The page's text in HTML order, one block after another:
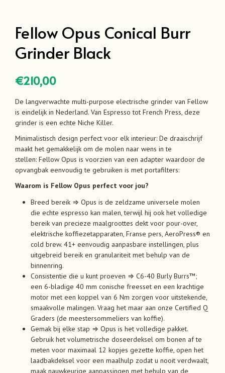
Fellow Opus Conical Burr
Grinder Black
€210,00
De langverwachte multi-purpose electrische grinder van Fellow
is eindelijk in Nederland. Van Espresso tot French Press, deze
grinder is een echte Niche Killer.
Minimalistisch design perfect voor elk interieur: De draaischrijf
maakt het gemakkelijk om de molen naar wens in te
stellen: Fellow Opus is voorzien van een adapter waardoor de
opvangbak eenvoudig te gebruiken is met portafilters:
Waarom is Fellow Opus perfect voor jou?
Breed bereik ⇒ Opus is de zeldzame universele molen
die echte espresso kan malen, terwijl hij ook het volledige
bereik van precieze maalgroottes dekt voor pour-over,
elektrische koffiezetapparaten, Franse pers, AeroPress® en
cold brew. 41+ eenvoudig aanpasbare instellingen, plus
uitgebreid bereik en granulariteit met behulp van de
binnenring.
Consistentie die u kunt proeven ⇒ C6-40 Burly Burrs™;
een 6-bladige 40 mm conische freesset en een krachtige
motor met een koppel van 6 Nm zorgen voor uitstekende,
smaakvolle malingen. Vraag het maar aan onze Certified Q
Graders (de meestersommeliers van koffie).
Gemak bij elke stap ⇒ Opus is het volledige pakket.
Gebruik het volumetrische doseerdeksel om bonen af te
meten voor maximaal 12 kopjes gezette koffie, open het
laadbakdeksel voor een maalhulp zodat u nooit verdwaalt,
maak nauwkeurige aanpassingen met behulp van de